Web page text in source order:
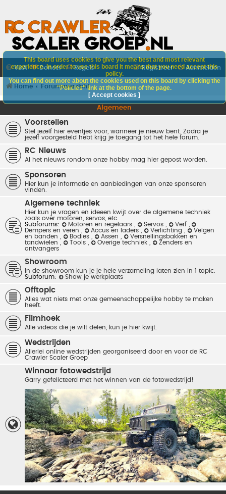
V&A Doneer Regels Aanmelden
Registreer
Home Forumoverzicht
Algemeen
Voorstellen
Stel jezelf hier eventjes voor, wanneer je nieuw bent. Zodra je
jezelf voorgesteld hebt krijg je toegang tot het hele forum.
RC Nieuws
Al het nieuws rondom onze hobby mag hier gepost worden.
Sponsoren
Hier kun je informatie en aanbiedingen van onze sponsoren
vinden.
Algemene techniek
Hier kun je vragen en ideeen kwijt over de algemene techniek
zoals over motoren, servos, etc.
Subforums:
Motoren en regelaars Servos Verf
Dempers en veren
Accus en laders Verlichting
Velgen
en banden
Bodies Assen
Versnellingsbakken en
tandwielen
Tools Overige techniek
Zenders en
ontvangers
Showroom
In de showroom kun je je hele verzameling laten zien in 1 topic.
Subforum:
Show je werkplaats
Offtopic
Alles wat niets met onze gemeenschappelijke hobby te maken
heeft.
Filmhoek
Alle videos die je wilt delen, kun je hier kwijt.
Wedstrijden
Allerlei online wedstrijden georganiseerd door en voor de RC
Crawler Scaler Groep
Winnaar fotowedstrijd
Garry gefelicteerd met het winnen van de fotowedstrijd!
This board uses cookies to give you the best and most relevant
experience. In order to use this board it means that you need accept this
policy.
You can find out more about the cookies used on this board by clicking the
"Policies" link at the bottom of the page.
[ Accept cookies ]